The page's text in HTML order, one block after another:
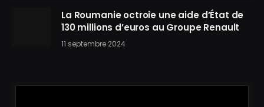
La Roumanie octroie une aide d’État de
130 millions d’euros au Groupe Renault
11 septembre 2024